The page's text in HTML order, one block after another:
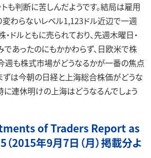
トも判断に苦しんだようです。結局は雇用
わらないレベル1,123ドル近辺で一週
・ドルともに売られており、先週木曜日・
あったのにもかかわらず、日欧米で株
週も株式市場がどうなるかが一番の焦点
ずは今朝の日経と上海総合株価がどうな
に連休明けの上海はどうなるんでしょう
of Traders Report as
2015年9月7日（月）掲載分よ